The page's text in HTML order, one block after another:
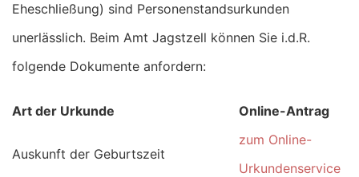
Eheschließung) sind Personenstandsurkunden
unerlässlich. Beim Amt Jagstzell können Sie i.d.R.
folgende Dokumente anfordern:
Art der Urkunde Online-Antrag
Auskunft der Geburtszeit
zum Online-
Urkundenservice